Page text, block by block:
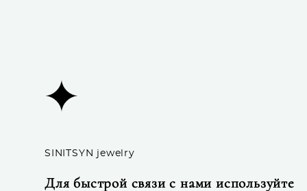
SINITSYN jewelry
Для быстрой связи с нами используйте